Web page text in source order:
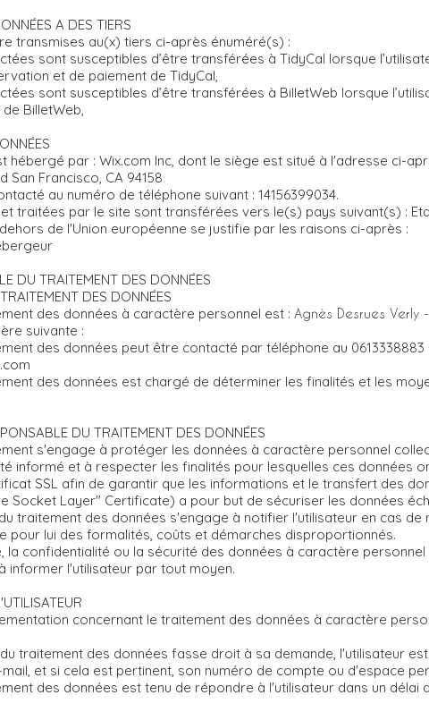
A DES TIERS
transmises au(x) tiers ci-après énuméré(s) :
sont susceptibles d’être transférées à TidyCal lorsque
et de paiement de TidyCal,
sont susceptibles d’être transférées à BilletWeb lorsque
BilletWeb,
hébergé par : Wix.com Inc, dont le siège est situé à l'adresse ci-
San Francisco, CA 94158
au numéro de téléphone suivant : 14156399034.
traitées par le site sont transférées vers le(s) pays suivant(s) :
de l'Union européenne se justifie par les raisons ci-après :
DU TRAITEMENT DES DONNÉES
DES DONNÉES
des données à caractère personnel est : Agnès Desrues Verly
suivante :
des données peut être contacté par téléphone au 0613338883
des données est chargé de déterminer les finalités et les
DU TRAITEMENT DES DONNÉES
s'engage à protéger les données à caractère personnel
informé et à respecter les finalités pour lesquelles ces données
SSL afin de garantir que les informations et le transfert des
Socket Layer" Certificate) a pour but de sécuriser les données
traitement des données s'engage à notifier l'utilisateur en cas
pour lui des formalités, coûts et démarches disproportionnés.
la confidentialité ou la sécurité des données à caractère
informer l'utilisateur par tout moyen.
concernant le traitement des données à caractère
traitement des données fasse droit à sa demande, l'utilisateur
et si cela est pertinent, son numéro de compte ou d'espace
des données est tenu de répondre à l'utilisateur dans un délai